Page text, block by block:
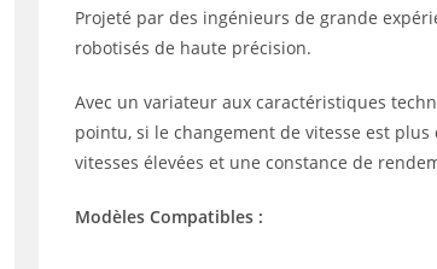
Projeté par des ingénieurs de grande
robotisés de haute précision.
Avec un variateur aux caractéristiques
pointu, si le changement de vitesse est
vitesses élevées et une constance de
Modèles Compatibles :